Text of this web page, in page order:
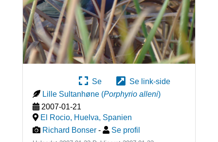
Se
Se link-side
Lille Sultanhøne (Porphyrio alleni)
2007-01-21
El Rocio, Huelva, Spanien
Richard Bonser - Se profil